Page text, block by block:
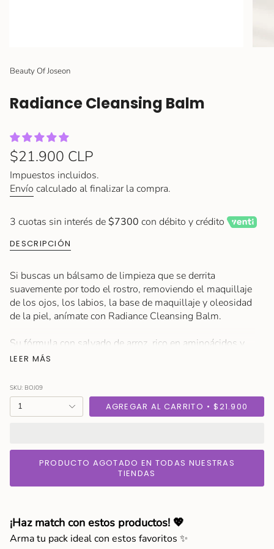
Beauty Of Joseon
Radiance Cleansing Balm
Precio
regular
$21.900 CLP
Impuestos incluidos.
Envío calculado al finalizar la compra.
3 cuotas sin interés de$7300 con débito y crédito
DESCRIPCIÓN
Si buscas un bálsamo de limpieza que se derrita
suavemente por todo el rostro, removiendo el maquillaje
de los ojos, los labios, la base de maquillaje y oleosidad
de la piel, anímate con Radiance Cleansing Balm.
Su fórmula con salvado de arroz, rico en aminoácidos y
minerales, fue unos del ingrediente populares en la
radiante y completamente hidratada.
Tamaño: 100 ml.
Modo de Uso
suavemente con movimientos circulares. Enjuágate con
agua tibia y luego lávate la cara con una espuma
Ingredientes
Listado de ingredientes: Cetyl Ethylhexanoate,
Caprylic/Capric Triglyceride, PEG-20 Glyceryl
LEER MÁS
SKU: BOJ09
{"in_cart_html"=>"
<span
quantity
}}
el
carrito",
1 AGREGAR AL CARRITO $21.900
PRODUCTO AGOTADO EN TODAS NUESTRAS
TIENDAS
¡Haz match con estos productos! 💖
Arma tu pack ideal con estos favoritos ✨